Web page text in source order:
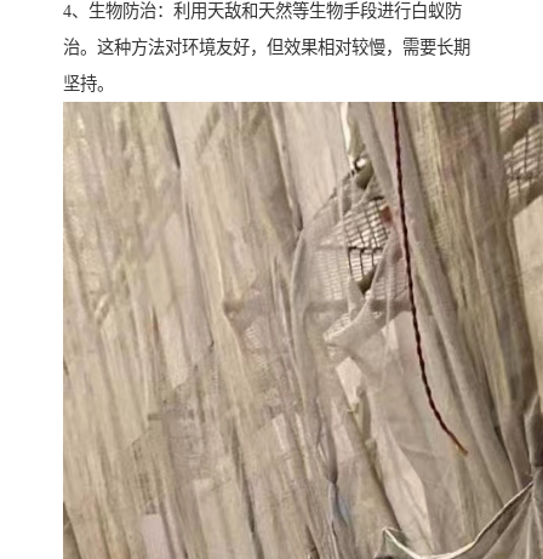
4、生物防治：利用天敌和天然等生物手段进行白蚁防
治。这种方法对环境友好，但效果相对较慢，需要长期
坚持。